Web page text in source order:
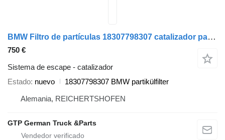
BMW Filtro de partículas 18307798307 catalizador para BMW E91 coche
750 €
Sistema de escape - catalizador
Estado nuevo
18307798307 BMW partikülfilter
Alemania, REICHERTSHOFEN
GTP German Truck &Parts